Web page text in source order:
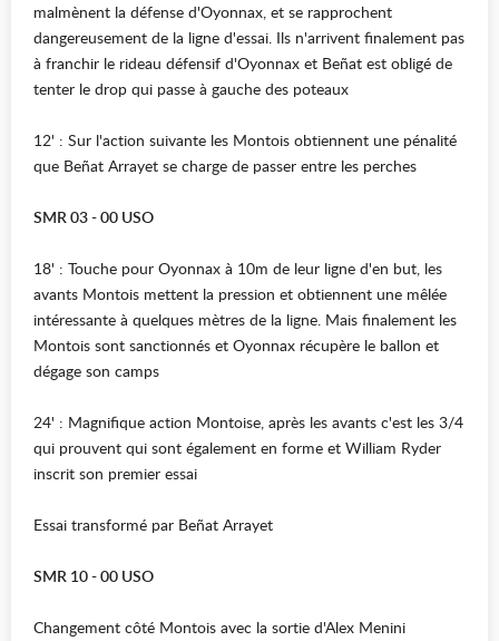
malmènent la défense d'Oyonnax, et se rapprochent
dangereusement de la ligne d'essai. Ils n'arrivent finalement pas
à franchir le rideau défensif d'Oyonnax et Beñat est obligé de
tenter le drop qui passe à gauche des poteaux
12' : Sur l'action suivante les Montois obtiennent une pénalité
que Beñat Arrayet se charge de passer entre les perches
SMR 03 - 00 USO
18' : Touche pour Oyonnax à 10m de leur ligne d'en but, les
avants Montois mettent la pression et obtiennent une mêlée
intéressante à quelques mètres de la ligne. Mais finalement les
Montois sont sanctionnés et Oyonnax récupère le ballon et
dégage son camps
24' : Magnifique action Montoise, après les avants c'est les 3/4
qui prouvent qui sont également en forme et William Ryder
inscrit son premier essai
Essai transformé par Beñat Arrayet
SMR 10 - 00 USO
Changement côté Montois avec la sortie d'Alex Menini